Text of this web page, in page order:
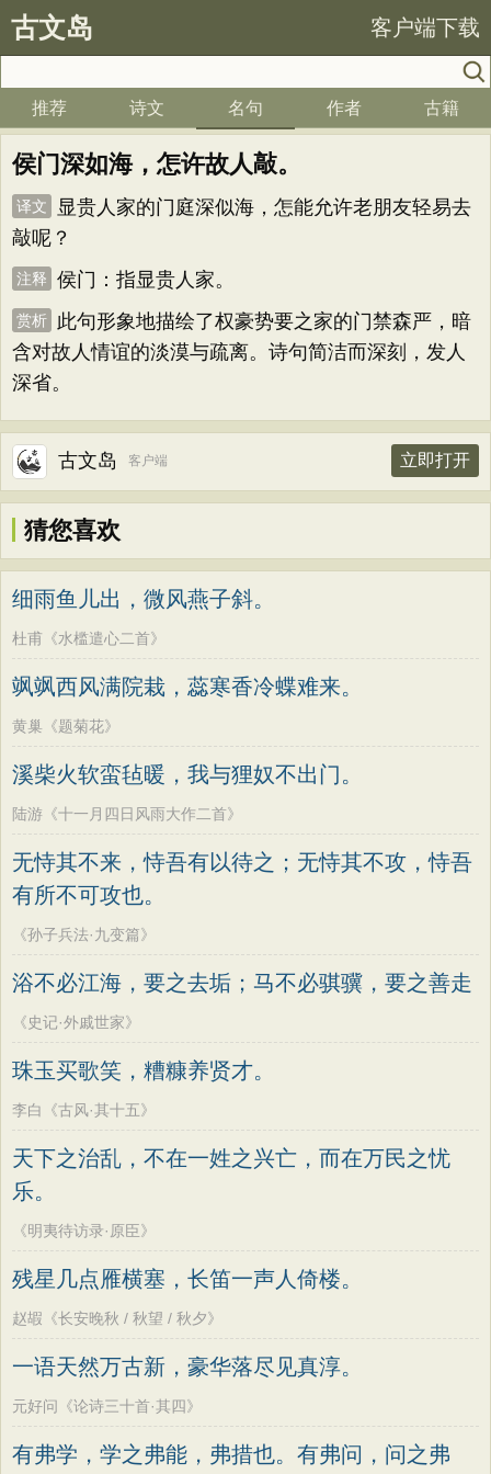
古文岛 客户端下载
推荐 诗文 名句 作者 古籍
侯门深如海，怎许故人敲。
译文
显贵人家的门庭深似海，怎能允许老朋友轻易去
敲呢？
注释 侯门：指显贵人家。
赏析
此句形象地描绘了权豪势要之家的门禁森严，暗
含对故人情谊的淡漠与疏离。诗句简洁而深刻，发人
深省。
古文岛 客户端 立即打开
猜您喜欢
细雨鱼儿出，微风燕子斜。
杜甫《水槛遣心二首》
飒飒西风满院栽，蕊寒香冷蝶难来。
黄巢《题菊花》
溪柴火软蛮毡暖，我与狸奴不出门。
陆游《十一月四日风雨大作二首》
无恃其不来，恃吾有以待之；无恃其不攻，恃吾
有所不可攻也。
《孙子兵法·九变篇》
浴不必江海，要之去垢；马不必骐骥，要之善走
《史记·外戚世家》
珠玉买歌笑，糟糠养贤才。
李白《古风·其十五》
天下之治乱，不在一姓之兴亡，而在万民之忧
乐。
《明夷待访录·原臣》
残星几点雁横塞，长笛一声人倚楼。
赵嘏《长安晚秋 / 秋望 / 秋夕》
一语天然万古新，豪华落尽见真淳。
元好问《论诗三十首·其四》
有弗学，学之弗能，弗措也。有弗问，问之弗